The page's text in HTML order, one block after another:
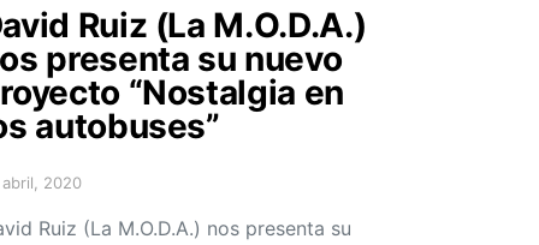
Ruiz (La M.O.D.A.)
presenta su nuevo
“Nostalgia en
autobuses”
on2020
Ruiz (La M.O.D.A.) nos presenta su